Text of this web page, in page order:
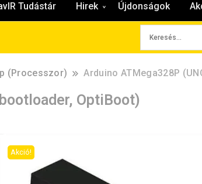
Tudástár Hirek Újdonságok
(Processzor) Arduino ATMega328P
OptiBoot)
Akció!